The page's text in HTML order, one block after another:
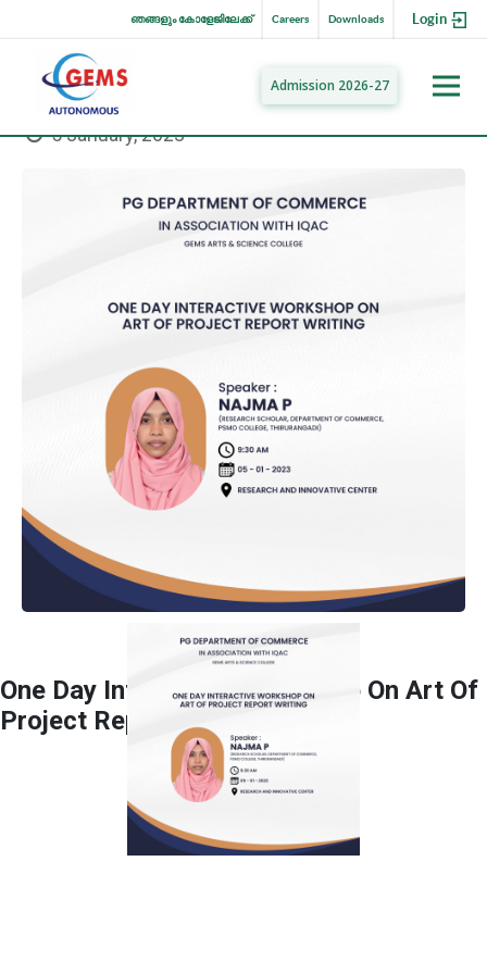
Login
Downloads
Careers
ഞങ്ങളും കോളേജിലേക്ക്
Admission 2026-27
One Day Interactive WorkShop On Art Of
Project Report Writing
5 January, 2023